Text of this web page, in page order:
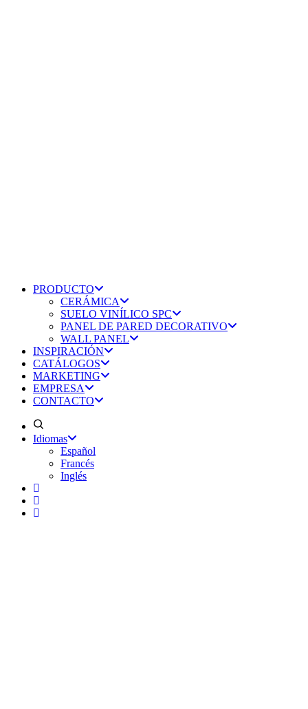
PRODUCTO
CERÁMICA
SUELO VINÍLICO SPC
PANEL DE PARED DECORATIVO
WALL PANEL
INSPIRACIÓN
CATÁLOGOS
MARKETING
EMPRESA
CONTACTO
Idiomas
Español
Francés
Inglés